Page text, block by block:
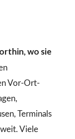
wo sie
Vor-Ort-
Terminals
Viele